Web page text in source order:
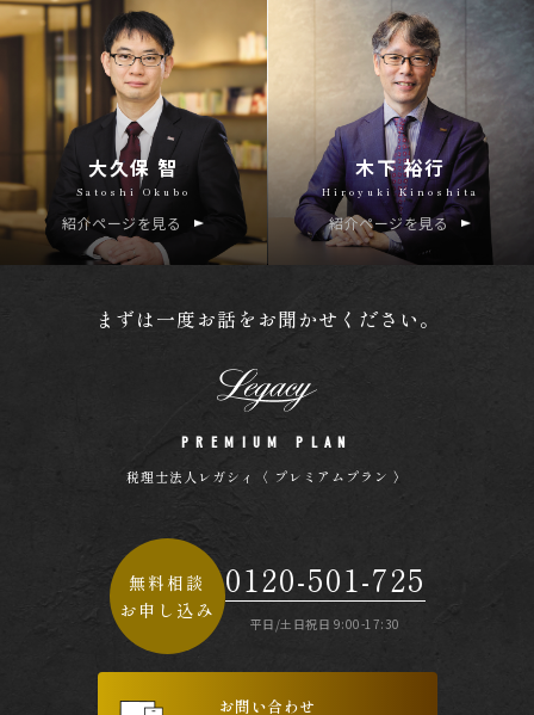
大久保 智
Satoshi Okubo
紹介ページを見る
木下 裕行
Hiroyuki Kinoshita
紹介ページを見る
まずは一度お話をお聞かせください。
PREMIUM PLAN
税理士法人レガシィ〈 プレミアムプラン 〉
無料相談
お申し込み
0120-501-725
平日/土日祝日 9:00-17:30
お問い合わせ